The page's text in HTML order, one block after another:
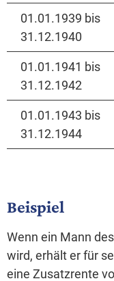
01.01.1939 bis
31.12.1940
01.01.1941 bis
31.12.1942
01.01.1943 bis
31.12.1944
Beispiel
Wenn ein Mann
wird, erhält er für
eine Zusatzrente